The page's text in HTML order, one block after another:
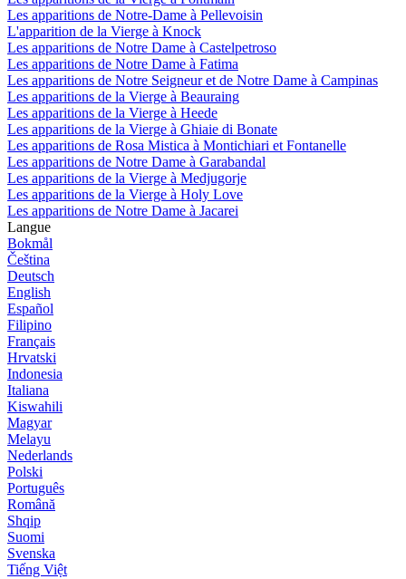
Les apparitions de Notre-Dame à Pellevoisin
L'apparition de la Vierge à Knock
Les apparitions de Notre Dame à Castelpetroso
Les apparitions de Notre Dame à Fatima
Les apparitions de Notre Seigneur et de Notre Dame à Campinas
Les apparitions de la Vierge à Beauraing
Les apparitions de la Vierge à Heede
Les apparitions de la Vierge à Ghiaie di Bonate
Les apparitions de Rosa Mistica à Montichiari et Fontanelle
Les apparitions de Notre Dame à Garabandal
Les apparitions de la Vierge à Medjugorje
Les apparitions de la Vierge à Holy Love
Les apparitions de Notre Dame à Jacarei
Langue
Bokmål
Čeština
Deutsch
English
Español
Filipino
Français
Hrvatski
Indonesia
Italiana
Kiswahili
Magyar
Melayu
Nederlands
Polski
Português
Română
Shqip
Suomi
Svenska
Tiếng Việt